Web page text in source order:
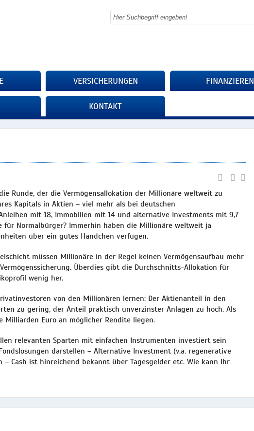
VERSICHERUNGEN FINANZIEREN
KONTAKT
Runde, der die Vermögensallokation der Millionäre weltweit zu
Kapitals in Aktien – viel mehr als bei deutschen
mit 18, Immobilien mit 14 und alternative Investments mit 9,7
für Normalbürger? Immerhin haben die Millionäre weltweit ja
über ein gutes Händchen verfügen.
müssen Millionäre in der Regel keinen Vermögensaufbau mehr
Überdies gibt die Durchschnitts-Allokation für
wenig her.
von den Millionären lernen: Der Aktienanteil in den
zu gering, der Anteil praktisch unverzinster Anlagen zu hoch. Als
Milliarden Euro an möglicher Rendite liegen.
relevanten Sparten mit einfachen Instrumenten investiert sein
darstellen – Alternative Investment (v.a. regenerative
Cash ist hinreichend bekannt über Tagesgelder etc. Wie kann Ihr